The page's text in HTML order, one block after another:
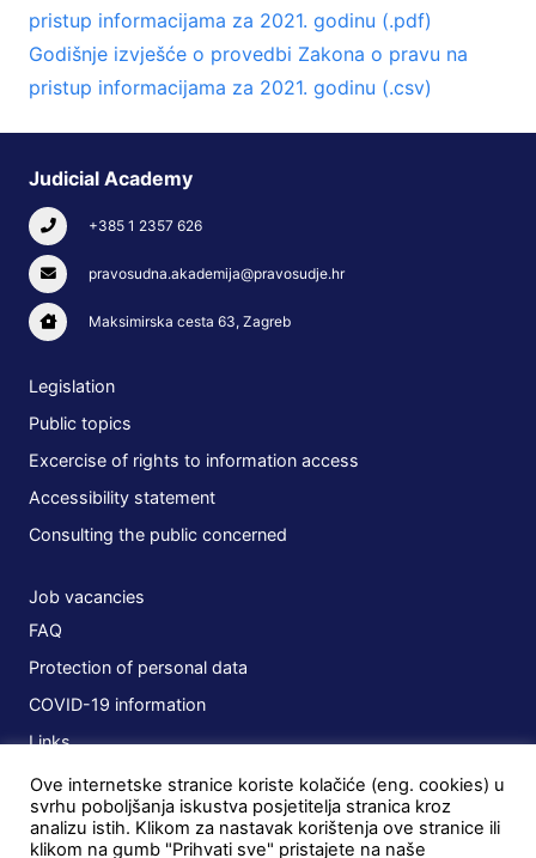
pristup informacijama za 2021. godinu (.pdf)
Godišnje izvješće o provedbi Zakona o pravu na
pristup informacijama za 2021. godinu (.csv)
Judicial Academy
+385 1 2357 626
pravosudna.akademija@pravosudje.hr
Maksimirska cesta 63, Zagreb
Legislation
Public topics
Excercise of rights to information access
Accessibility statement
Consulting the public concerned
Job vacancies
FAQ
Protection of personal data
COVID-19 information
Links
Plans
Public procurement
Ove internetske stranice koriste kolačiće (eng. cookies) u
svrhu poboljšanja iskustva posjetitelja stranica kroz
analizu istih. Klikom za nastavak korištenja ove stranice ili
klikom na gumb "Prihvati sve" pristajete na naše